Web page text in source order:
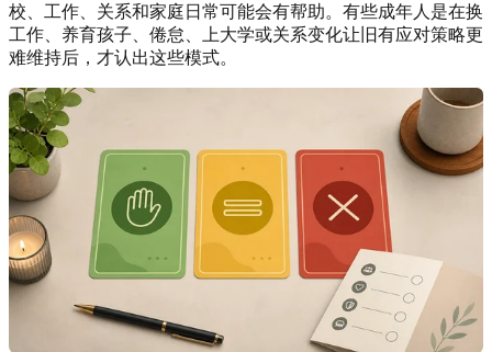
校、工作、关系和家庭日常可能会有帮助。有些成年人是在换
工作、养育孩子、倦怠、上大学或关系变化让旧有应对策略更
难维持后，才认出这些模式。